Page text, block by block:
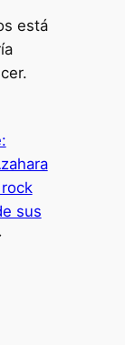
está
sus